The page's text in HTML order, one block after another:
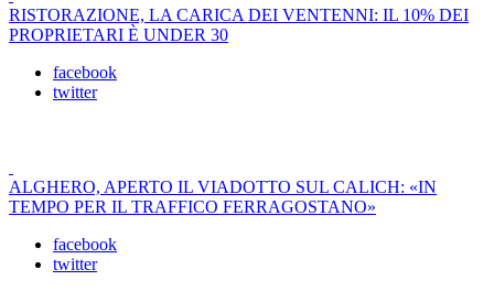
RISTORAZIONE, LA CARICA DEI VENTENNI: IL 10% DEI
PROPRIETARI È UNDER 30
facebook
twitter
ALGHERO, APERTO IL VIADOTTO SUL CALICH: «IN
TEMPO PER IL TRAFFICO FERRAGOSTANO»
facebook
twitter